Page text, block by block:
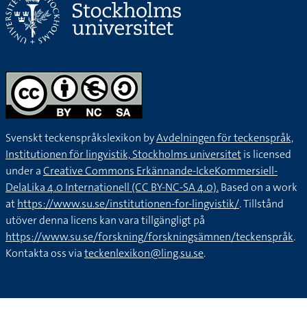
Svenskt teckenspråkslexikon byAvdelningen för teckenspråk,
Institutionen för lingvistik, Stockholms universitetis licensed
under aCreative Commons Erkännande-IckeKommersiell-
DelaLika 4.0 Internationell (CC BY-NC-SA 4.0).Based on a work
athttps://www.su.se/institutionen-for-lingvistik/. Tillstånd
utöver denna licens kan vara tillgängligt på
https://www.su.se/forskning/forskningsämnen/teckenspråk.
Kontakta oss viateckenlexikon@ling.su.se.